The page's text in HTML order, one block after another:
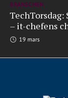
BRANSCHEN
– it-chefens
19 mars